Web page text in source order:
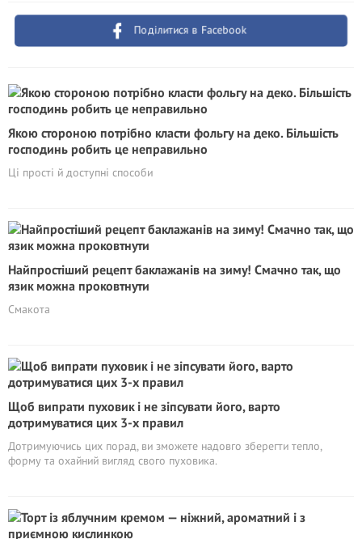
Поділитися в Facebook
Якою стороною потрібно класти фольгу на деко. Більшість
господинь робить це неправильно
Ці прості й доступні способи
Найпростіший рецепт баклажанів на зиму! Смачно так, що
язик можна проковтнути
Смакота
Щоб випрати пуховик і не зіпсувати його, варто
дотримуватися цих 3-х правил
Дотримуючись цих порад, ви зможете надовго зберегти тепло,
форму та охайний вигляд свого пуховика.